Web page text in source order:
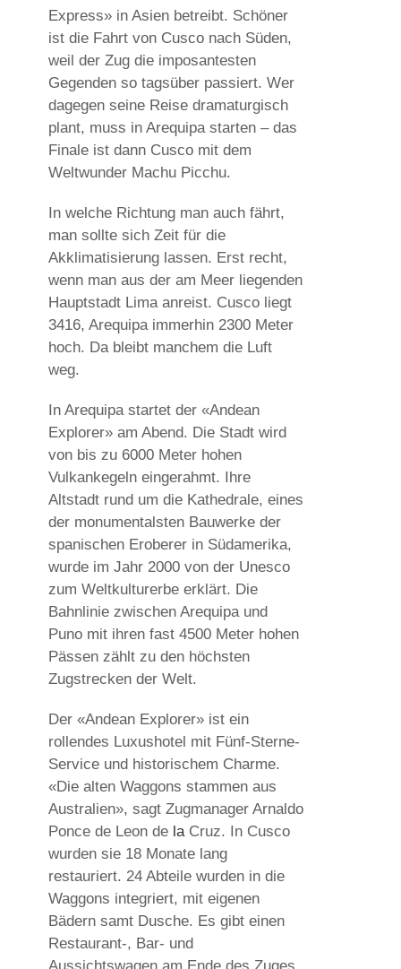
Express» in Asien betreibt. Schöner
ist die Fahrt von Cusco nach Süden,
weil der Zug die imposantesten
Gegenden so tagsüber passiert. Wer
dagegen seine Reise dramaturgisch
plant, muss in Arequipa starten – das
Finale ist dann Cusco mit dem
Weltwunder Machu Picchu.
In welche Richtung man auch fährt,
man sollte sich Zeit für die
Akklimatisierung lassen. Erst recht,
wenn man aus der am Meer liegenden
Hauptstadt Lima anreist. Cusco liegt
3416, Arequipa immerhin 2300 Meter
hoch. Da bleibt manchem die Luft
weg.
In Arequipa startet der «Andean
Explorer» am Abend. Die Stadt wird
von bis zu 6000 Meter hohen
Vulkankegeln eingerahmt. Ihre
Altstadt rund um die Kathedrale, eines
der monumentalsten Bauwerke der
spanischen Eroberer in Südamerika,
wurde im Jahr 2000 von der Unesco
zum Weltkulturerbe erklärt. Die
Bahnlinie zwischen Arequipa und
Puno mit ihren fast 4500 Meter hohen
Pässen zählt zu den höchsten
Zugstrecken der Welt.
Der «Andean Explorer» ist ein
rollendes Luxushotel mit Fünf-Sterne-
Service und historischem Charme.
«Die alten Waggons stammen aus
Australien», sagt Zugmanager Arnaldo
Ponce de Leon de laCruz. In Cusco
wurden sie 18 Monate lang
restauriert. 24 Abteile wurden in die
Waggons integriert, mit eigenen
Bädern samt Dusche. Es gibt einen
Restaurant-, Bar- und